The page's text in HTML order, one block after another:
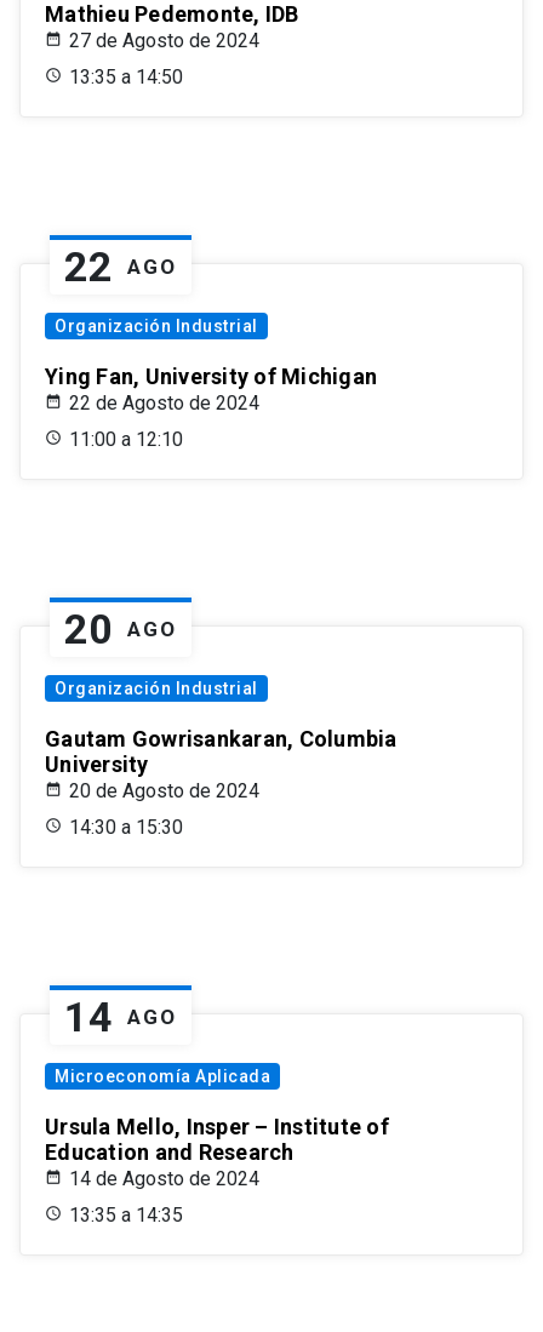
Mathieu Pedemonte, IDB
27 de Agosto de 2024
13:35 a 14:50
22 AGO
Organización Industrial
Ying Fan, University of Michigan
22 de Agosto de 2024
11:00 a 12:10
20 AGO
Organización Industrial
Gautam Gowrisankaran, Columbia
University
20 de Agosto de 2024
14:30 a 15:30
14 AGO
Microeconomía Aplicada
Ursula Mello, Insper – Institute of
Education and Research
14 de Agosto de 2024
13:35 a 14:35